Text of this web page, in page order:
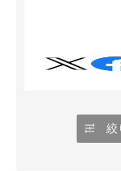
亡くなった母も
そのパッケージ
絞